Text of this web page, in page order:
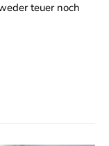
teuer noch